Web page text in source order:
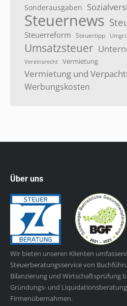
Sonderausgaben
Steuernews
Steuerreform Steuertipp
Umsatzsteuer
Vereinsrecht Vermietung
Vermietung und
Werbungskosten
Über uns
Wir bieten unseren Klienten
Steuerberatungsservice von
Bilanzierung und Wirtschaftsprüfung
Gründungs- und
Firmenübernahmen.